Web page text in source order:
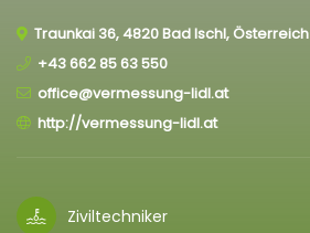
Traunkai 36, 4820 Bad Ischl, Österreich
+43 662 85 63 550
office@vermessung-lidl.at
http://vermessung-lidl.at
Ziviltechniker